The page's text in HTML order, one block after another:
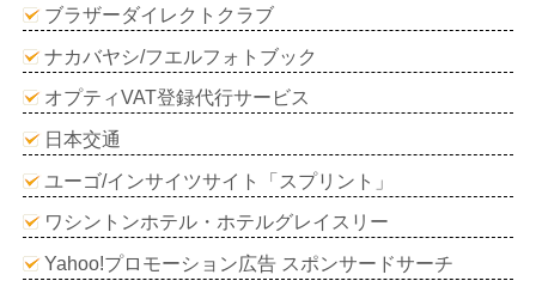
ブラザーダイレクトクラブ
ナカバヤシ/フエルフォトブック
オプティVAT登録代行サービス
日本交通
ユーゴ/インサイツサイト「スプリント」
ワシントンホテル・ホテルグレイスリー
Yahoo!プロモーション広告 スポンサードサーチ